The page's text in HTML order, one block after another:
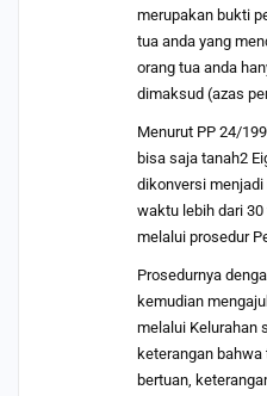
merupakan bukti
tua anda yang
orang tua anda
dimaksud (azas
Menurut PP 24/
bisa saja tanah2
dikonversi
waktu lebih dari
melalui prosedur
Prosedurnya
kemudian
melalui Kelurahan
keterangan
bertuan,